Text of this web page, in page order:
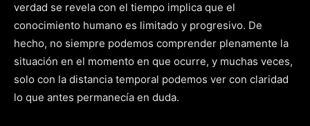
verdad se revela con el tiempo implica que el
conocimiento humano es limitado y progresivo. De
hecho, no siempre podemos comprender plenamente la
situación en el momento en que ocurre, y muchas veces,
solo con la distancia temporal podemos ver con claridad
lo que antes permanecía en duda.